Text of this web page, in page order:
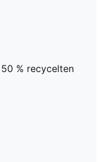
% recycelten